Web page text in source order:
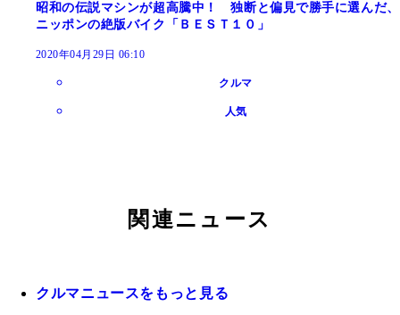
昭和の伝説マシンが超高騰中！ 独断と偏見で勝手に選んだ、
ニッポンの絶版バイク「ＢＥＳＴ１０」
2020年04月29日 06:10
クルマ
人気
関連ニュース
クルマニュースをもっと見る